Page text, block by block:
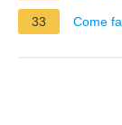
33 Come